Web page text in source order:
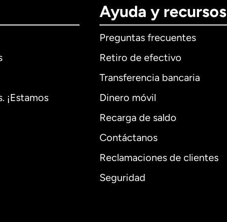
¡Estamos
Ayuda y recursos
Preguntas frecuentes
Retiro de efectivo
Transferencia bancaria
Dinero móvil
Recarga de saldo
Contáctanos
Reclamaciones de clientes
Seguridad